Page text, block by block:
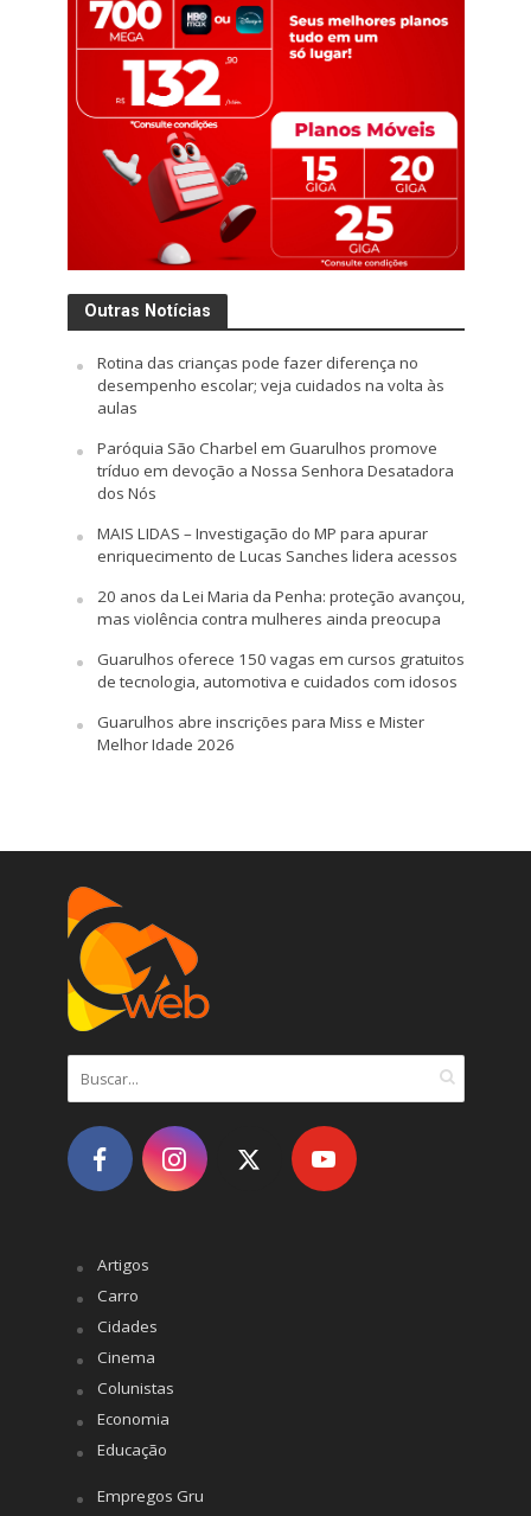
Outras Notícias
Rotina das crianças pode fazer diferença no
desempenho escolar; veja cuidados na volta às
aulas
Paróquia São Charbel em Guarulhos promove
tríduo em devoção a Nossa Senhora Desatadora
dos Nós
MAIS LIDAS – Investigação do MP para apurar
enriquecimento de Lucas Sanches lidera acessos
20 anos da Lei Maria da Penha: proteção avançou,
mas violência contra mulheres ainda preocupa
Guarulhos oferece 150 vagas em cursos gratuitos
de tecnologia, automotiva e cuidados com idosos
Guarulhos abre inscrições para Miss e Mister
Melhor Idade 2026
Artigos
Carro
Cidades
Cinema
Colunistas
Economia
Educação
Empregos Gru